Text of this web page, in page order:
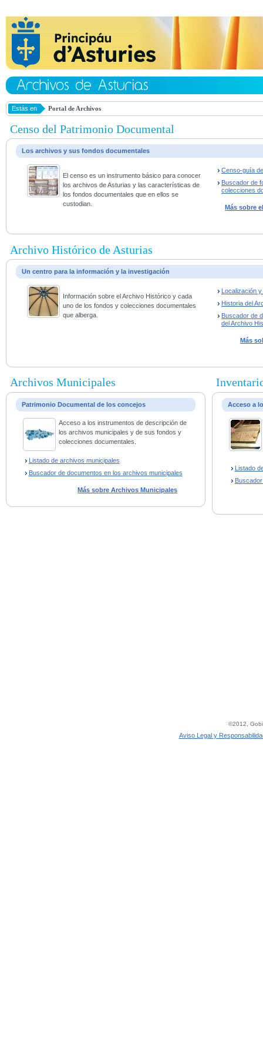
Estás en Portal de Archivos
Censo del Patrimonio Documental
Los archivos y sus fondos documentales
El censo es un instrumento básico para conocer
los archivos de Asturias y las características de
los fondos documentales que en ellos se
custodian.
Censo-guía
Buscador de
colecciones
Más sobre
Archivo Histórico de Asturias
Un centro para la información y la investigación
Información sobre el Archivo Histórico y cada
uno de los fondos y colecciones documentales
que alberga.
Localización
Historia del
Buscador de
del Archivo
Más
Archivos Municipales
Patrimonio Documental de los concejos
Acceso a los instrumentos de descripción de
los archivos municipales y de sus fondos y
colecciones documentales.
Listado de archivos municipales
Buscador de documentos en los archivos municipales
Más sobre Archivos Municipales
Acceso a
Listado
©2012,
Aviso Legal y